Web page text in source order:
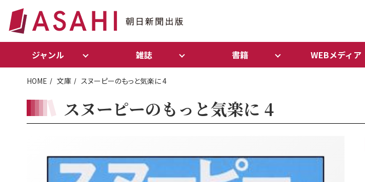
ジャンル 雑誌 書籍 WEBメディア
HOME 文庫 スヌーピーのもっと気楽に 4
スヌーピーのもっと気楽に 4